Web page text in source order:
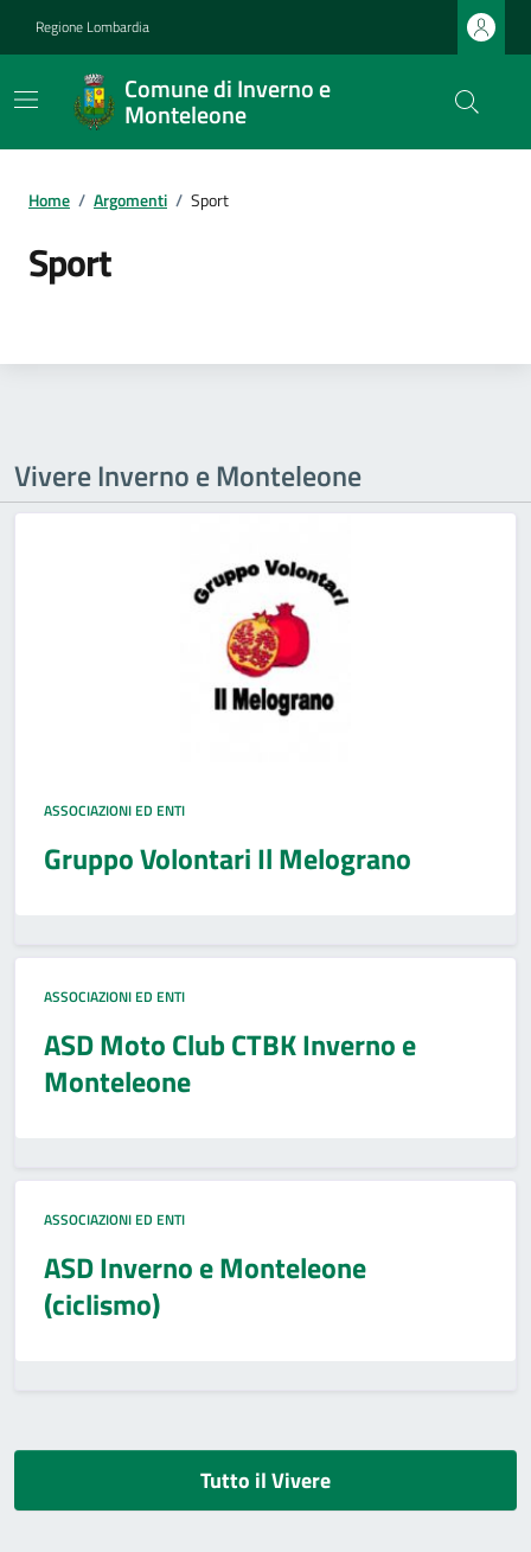
Regione Lombardia
Comune di Inverno e
Monteleone
Home / Argomenti / Sport
Sport
Vivere Inverno e Monteleone
ASSOCIAZIONI ED ENTI
Gruppo Volontari Il Melograno
ASSOCIAZIONI ED ENTI
ASD Moto Club CTBK Inverno e
Monteleone
ASSOCIAZIONI ED ENTI
ASD Inverno e Monteleone
(ciclismo)
Tutto il Vivere